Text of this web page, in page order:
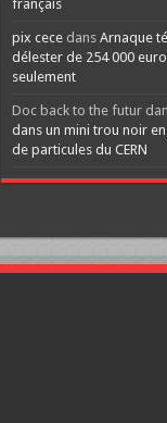
français
pix cecedans Arnaque
délester de 254 000
seulement
Doc back to the futur
dans un mini trou noir
de particules du CERN